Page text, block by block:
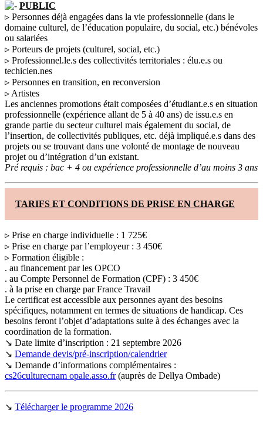
PUBLIC
▹ Personnes déjà engagées dans la vie professionnelle (dans le
domaine culturel, de l’éducation populaire, du social, etc.) bénévoles
ou salariées
▹ Porteurs de projets (culturel, social, etc.)
▹ Professionnel.le.s des collectivités territoriales : élu.e.s ou
techicien.nes
▹ Personnes en transition, en reconversion
▹ Artistes
Les anciennes promotions était composées d’étudiant.e.s en situation
professionnelle (expérience allant de 5 à 40 ans) de issu.e.s en
grande partie du secteur culturel mais également du social, de
l’insertion, de collectivités publiques, etc. déjà impliqué.e.s dans des
projets ou se trouvant dans une volonté de montage de nouveau
projet ou d’intégration d’un existant.
Pré requis : bac + 4 ou expérience professionnelle d’au moins 3 ans
TARIFS ET CONDITIONS DE PRISE EN CHARGE
▹ Prise en charge individuelle : 1 725€
▹ Prise en charge par l’employeur : 3 450€
▹ Formation éligible :
. au financement par les OPCO
. au Compte Personnel de Formation (CPF) : 3 450€
. à la prise en charge par France Travail
Le certificat est accessible aux personnes ayant des besoins
spécifiques, notamment en termes de situations de handicap. Ces
besoins feront l’objet d’adaptations suite à des échanges avec la
coordination de la formation.
↘ Date limite d’inscription : 21 septembre 2026
↘ Demande devis/pré-inscription/calendrier
↘ Demande d’informations complémentaires :
cs26culturecnam opale.asso.fr(auprès de Dellya Ombade)
↘ Télécharger le programme 2026